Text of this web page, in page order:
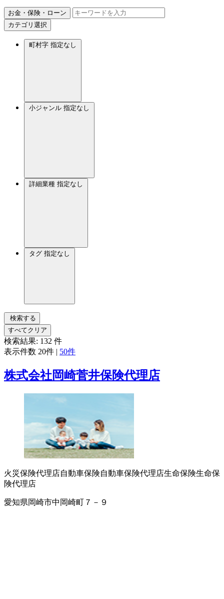
お金・保険・ローン
カテゴリ選択
町村字 指定なし
小ジャンル 指定なし
詳細業種 指定なし
タグ 指定なし
検索する
すべてクリア
検索結果: 132 件
表示件数 20件 | 50件
株式会社岡崎菅井保険代理店
火災保険代理店自動車保険自動車保険代理店生命保険生命保
険代理店
愛知県岡崎市中岡崎町７－９